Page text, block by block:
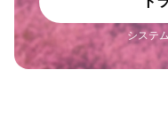
システ